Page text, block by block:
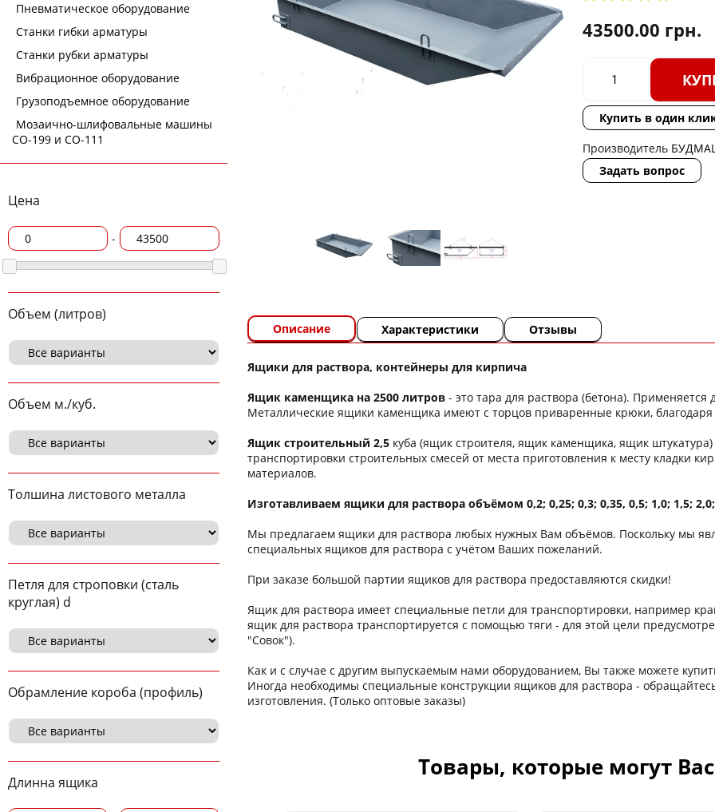
Пневматическое оборудование
Станки гибки арматуры
Станки рубки арматуры
Вибрационное оборудование
Грузоподъемное оборудование
Мозаично-шлифовальные машины
СО-199 и СО-111
Цена
-
Объем (литров)
Объем м./куб.
Толшина листового металла
Петля для строповки (сталь
круглая) d
Обрамление короба (профиль)
Длинна ящика
43500.00 грн.
Купить в один
Производитель
Задать вопрос
Описание Характеристики Отзывы
Ящики для раствора, контейнеры для кирпича
Ящик каменщика на 2500 литров - это тара для раствора (бетона).
Металлические ящики каменщика имеют с торцов приваренные крюки, благодаря
Ящик строительный 2,5 куба (ящик строителя, ящик каменщика, ящик
транспортировки строительных смесей от места приготовления к месту кладки
материалов.
Изготавливаем ящики для раствора объёмом 0,2; 0,25; 0,3; 0,35, 0,5; 1,0; 1,5;
Мы предлагаем ящики для раствора любых нужных Вам объёмов. Поскольку мы
специальных ящиков для раствора с учётом Ваших пожеланий.
При заказе большой партии ящиков для раствора предоставляются скидки!
Ящик для раствора имеет специальные петли для транспортировки, например
ящик для раствора транспортируется с помощью тяги - для этой цели
"Совок").
Как и с случае с другим выпускаемым нами оборудованием, Вы также можете
Иногда необходимы специальные конструкции ящиков для раствора -
изготовления. (Только оптовые заказы)
Товары, которые могут